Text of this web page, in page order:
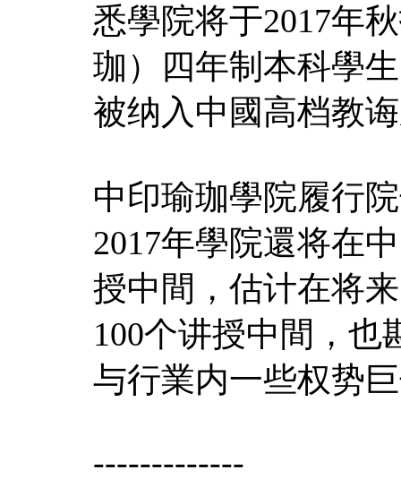
悉學院将于2017年
珈）四年制本科學
被纳入中國高档教
中印瑜珈學院履行
2017年學院還将在
授中間，估计在将
100个讲授中間，
与行業内一些权势
-------------